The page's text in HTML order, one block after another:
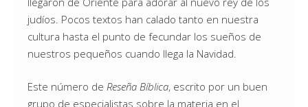
judíos. Pocos textos han calado tanto en nuestra
cultura hasta el punto de fecundar los sueños de
nuestros pequeños cuando llega la Navidad.
Este número de Reseña Bíblica, escrito por un buen
grupo de especialistas sobre la materia en el